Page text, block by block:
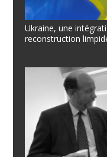
Ukraine, une
reconstruction